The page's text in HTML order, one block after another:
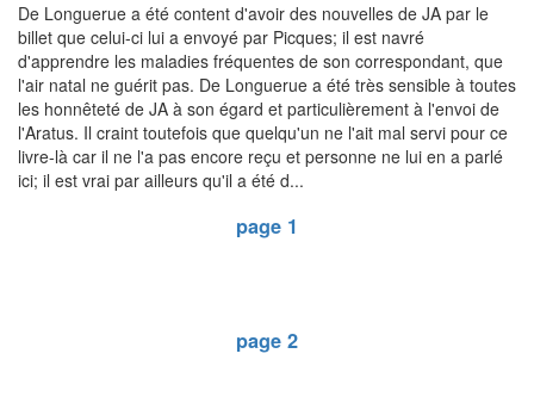
De Longuerue a été content d'avoir des nouvelles de JA par le
billet que celui-ci lui a envoyé par Picques; il est navré
d'apprendre les maladies fréquentes de son correspondant, que
l'air natal ne guérit pas. De Longuerue a été très sensible à toutes
les honnêteté de JA à son égard et particulièrement à l'envoi de
l'Aratus. Il craint toutefois que quelqu'un ne l'ait mal servi pour ce
livre-là car il ne l'a pas encore reçu et personne ne lui en a parlé
ici; il est vrai par ailleurs qu'il a été d...
page 1
page 2